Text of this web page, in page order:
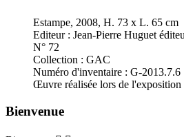
Estampe, 2008, H. 73 x L. 65 cm
Editeur : Jean-Pierre Huguet
N° 72
Collection : GAC
Numéro d'inventaire : G-2013.7.6
Œuvre réalisée lors de
Bienvenue